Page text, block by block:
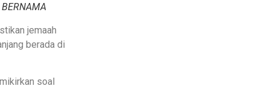
jemaah
berada di
soal